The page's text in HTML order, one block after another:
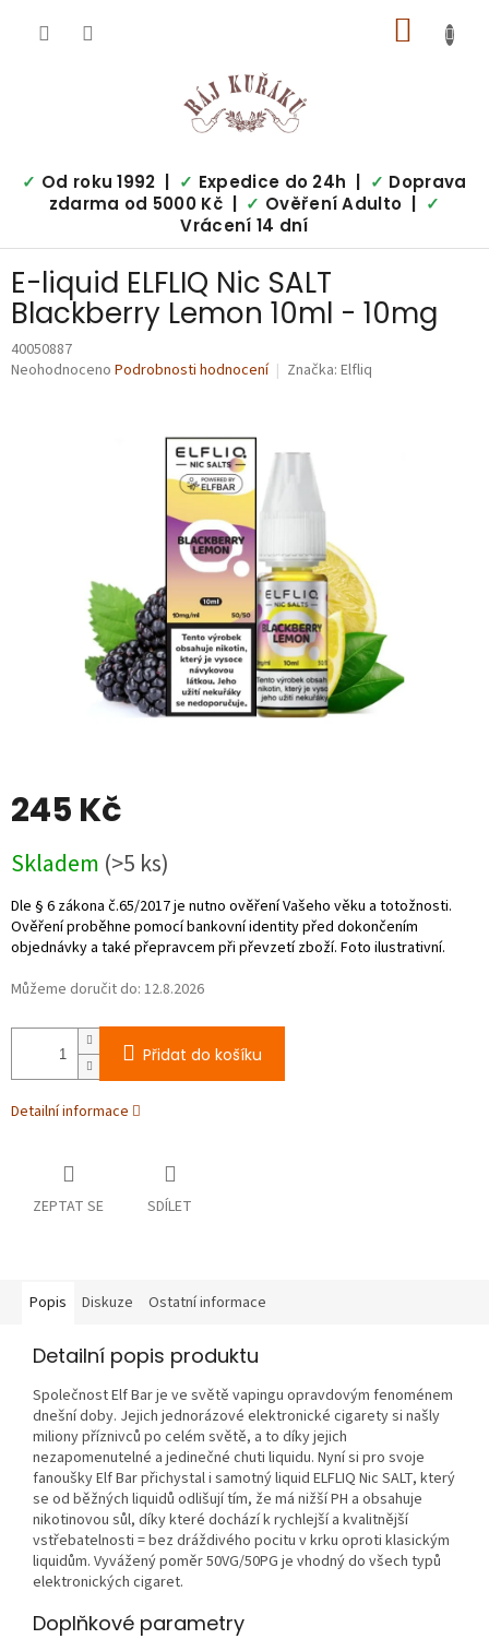
KOŠÍK
✓ Od roku 1992 | ✓ Expedice do 24h | ✓ Doprava
zdarma od 5000 Kč | ✓ Ověření Adulto |
✓
Vrácení 14 dní
E-liquid ELFLIQ Nic SALT
Blackberry Lemon 10ml - 10mg
40050887
Průměrné
Neohodnoceno Podrobnosti hodnocení Značka: Elfliq
245 Kč
cena:
Skladem (>5 ks)
Můžeme doručit do: 12.8.2026
Přidat do košíku
Detailní informace
ZEPTAT SE SDÍLET
Popis Diskuze Ostatní informace
Detailní popis produktu
Společnost Elf Bar je ve světě vapingu opravdovým fenoménem
dnešní doby. Jejich jednorázové elektronické cigarety si našly
miliony příznivců po celém světě, a to díky jejich
nezapomenutelné a jedinečné chuti liquidu. Nyní si pro svoje
fanoušky Elf Bar přichystal i samotný liquid ELFLIQ Nic SALT, který
se od běžných liquidů odlišují tím, že má nižší PH a obsahuje
nikotinovou sůl, díky které dochází k rychlejší a kvalitnější
vstřebatelnosti = bez dráždivého pocitu v krku oproti klasickým
liquidům. Vyvážený poměr 50VG/50PG je vhodný do všech typů
elektronických cigaret.
Doplňkové parametry